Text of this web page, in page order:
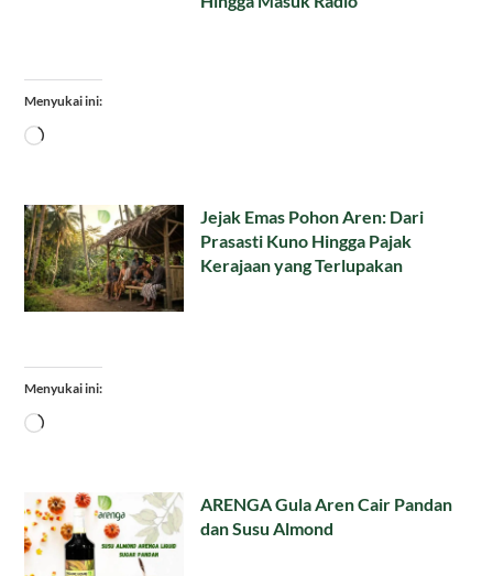
Menyukai ini:
Memuat...
Jejak Emas Pohon Aren: Dari
Prasasti Kuno Hingga Pajak
Kerajaan yang Terlupakan
Menyukai ini:
Memuat...
ARENGA Gula Aren Cair Pandan
dan Susu Almond